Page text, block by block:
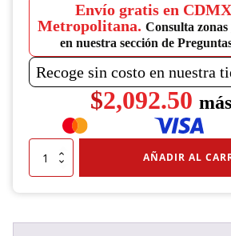
Envío gratis en
Metropolitana. Consulta zonas
en nuestra sección de
Recoge sin costo en nuestra
$2,092.50
Antiderrames
25
AÑADIR AL